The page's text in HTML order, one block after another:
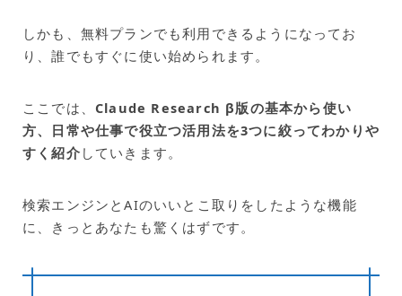
しかも、無料プランでも利用できるようになってお
り、誰でもすぐに使い始められます。
ここでは、 Claude Research β版の基本から使い
方、日常や仕事で役立つ活用法を3つに絞ってわかりや
すく紹介 していきます。
検索エンジンとAIのいいとこ取りをしたような機能
に、きっとあなたも驚くはずです。